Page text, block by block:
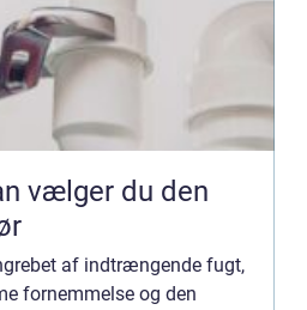
af indtrængende fugt,
fornemmelse og den